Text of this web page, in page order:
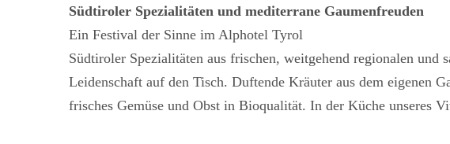
Südtiroler Spezialitäten und mediterrane Gaumenfreuden
Ein Festival der Sinne im Alphotel Tyrol
Südtiroler Spezialitäten aus frischen, weitgehend regionalen
Leidenschaft auf den Tisch. Duftende Kräuter aus dem eigenen
frisches Gemüse und Obst in Bioqualität. In der Küche unseres